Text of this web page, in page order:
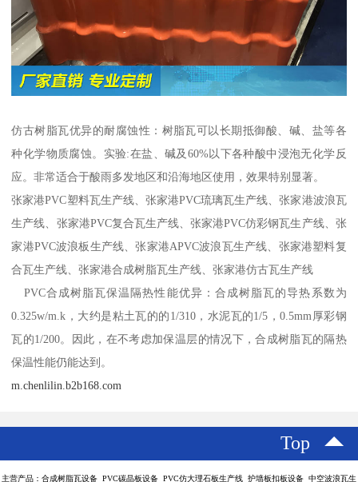
仿古树脂瓦优异的耐腐蚀性：树脂瓦可以长期抵御酸、碱、盐等各
种化学物质腐蚀。实验:在盐、碱及60%以下各种酸中浸泡无化学反
应。非常适合于酸雨多发地区和沿海地区使用，效果特别显著。
张家港PVC塑料瓦生产线、张家港PVC琉璃瓦生产线、张家港波浪瓦
生产线、张家港PVC复合瓦生产线、张家港PVC仿彩钢瓦生产线、张
家港PVC波浪板生产线、张家港APVC波浪瓦生产线、张家港塑料复
合瓦生产线、张家港合成树脂瓦生产线、张家港仿古瓦生产线
PVC合成树脂瓦保温隔热性能优异：合成树脂瓦的导热系数为
0.325w/m.k，大约是粘土瓦的的1/310，水泥瓦的1/5，0.5mm厚彩钢
瓦的1/200。因此，在不考虑加保温层的情况下，合成树脂瓦的隔热
保温性能仍能达到。
m.chenlilin.b2b168.com
Top
主营产品：合成树脂瓦设备 PVC碳晶板设备 PVC仿大理石板生产线 护墙板扣板设备 中空波浪瓦生